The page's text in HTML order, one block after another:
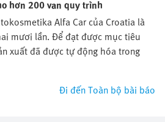
hơn 200 van quy trình
Alfa Car của Croatia là
mươi lần. Để đạt được mục tiêu
xuất đã được tự động hóa trong
Đi đến Toàn bộ bài báo